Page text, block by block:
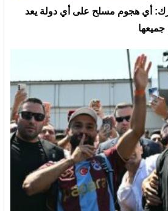
أي هجوم مسلح على أي دولة يعد